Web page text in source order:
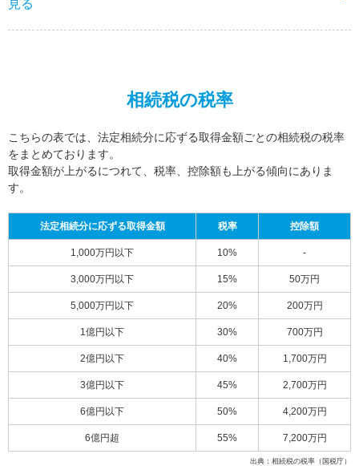
見る
相続税の税率
こちらの表では、法定相続分に応ずる取得金額ごとの相続税の税率
をまとめております。
取得金額が上がるにつれて、税率、控除額も上がる傾向にありま
す。
法定相続分に応ずる取得金額 税率 控除額
1,000万円以下 10% -
3,000万円以下 15% 50万円
5,000万円以下 20% 200万円
1億円以下 30% 700万円
2億円以下 40% 1,700万円
3億円以下 45% 2,700万円
6億円以下 50% 4,200万円
6億円超 55% 7,200万円
出典：相続税の税率（国税庁）